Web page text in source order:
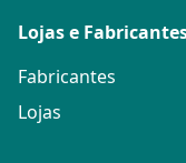
Lojas e
Fabricantes
Lojas